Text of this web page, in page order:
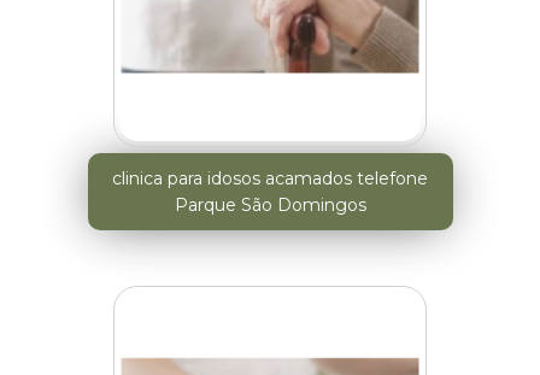
clinica para idosos acamados telefone
Parque São Domingos